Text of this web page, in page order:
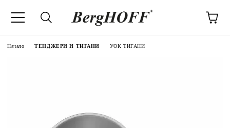
Начало ТЕНДЖЕРИ И ТИГАНИ УОК ТИГАНИ